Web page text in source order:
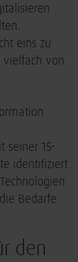
eins zu
vielfach von
seiner 15-
identifiziert
Bedarfe
den